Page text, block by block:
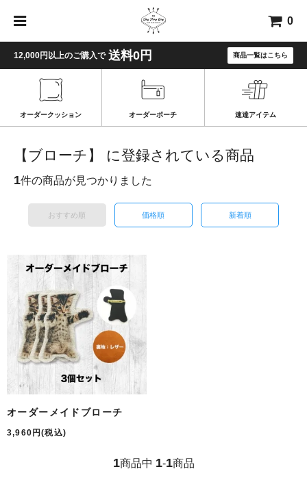
0
12,000円以上のご購入で 送料0円 商品一覧はこちら
オーダークッション オーダーポーチ 速達アイテム
【ブローチ】 に登録されている商品
1件の商品が見つかりました
おすすめ順 価格順 新着順
オーダーメイドブローチ
3,960円(税込)
1商品中 1-1商品